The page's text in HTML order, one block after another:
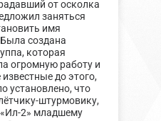
от осколка
заняться
имя
создана
которая
огромную работу и
до этого,
установлено, что
штурмовику,
2» младшему